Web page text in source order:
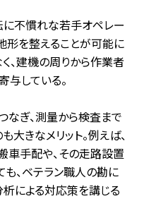
に不慣れな若手オペレー
形を整えることが可能に
、建機の周りから作業者
与している。
なぎ、測量から検査まで
きなメリット。例えば、
手配や、その走路設置
、ベテラン職人の勘に
析による対応策を講じる